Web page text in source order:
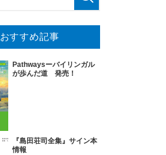
おすすめ記事
Pathwaysーバイリンガル
が歩んだ道 発売！
『島田荘司全集』サイン本
情報